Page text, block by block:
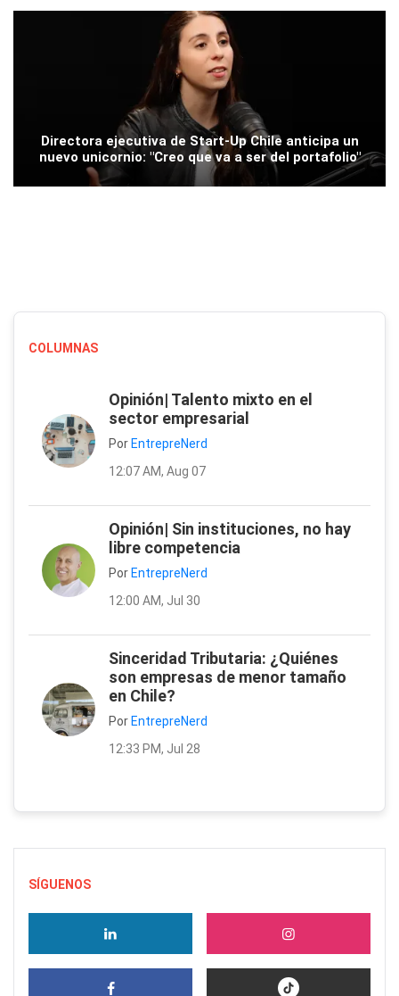
Directora ejecutiva de Start-Up Chile anticipa un
nuevo unicornio: "Creo que va a ser del portafolio"
COLUMNAS
Opinión| Talento mixto en el
sector empresarial
Por EntrepreNerd
12:07 AM, Aug 07
Opinión| Sin instituciones, no hay
libre competencia
Por EntrepreNerd
12:00 AM, Jul 30
Sinceridad Tributaria: ¿Quiénes
son empresas de menor tamaño
en Chile?
Por EntrepreNerd
12:33 PM, Jul 28
SÍGUENOS